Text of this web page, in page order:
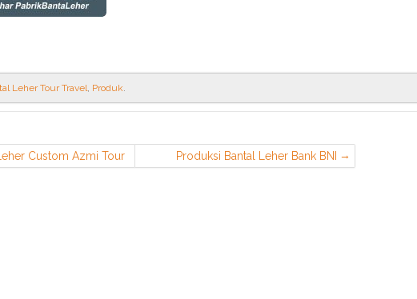
Leher Tour Travel, Produk.
Custom Azmi Tour
Produksi Bantal Leher Bank BNI
Syariah